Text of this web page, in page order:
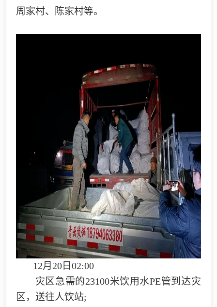
周家村、陈家村等。
12月20日02:00
灾区急需的23100米饮用水PE管到达灾
区，送往人饮站;